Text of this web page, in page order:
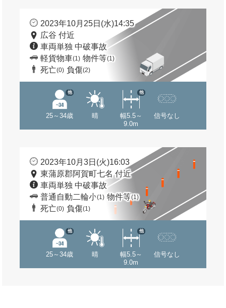
2023年10月25日(水)14:35
広谷 付近
車両単独 中破事故
軽貨物車(1) 物件等(1)
死亡(0) 負傷(2)
25～34歳
他
晴
幅5.5～
9.0m
他
信号なし
2023年10月3日(火)16:03
東蒲原郡阿賀町七名 付近
車両単独 中破事故
普通自動二輪小(1) 物件等(1)
死亡(0) 負傷(1)
25～34歳
他
晴
幅5.5～
9.0m
他
信号なし